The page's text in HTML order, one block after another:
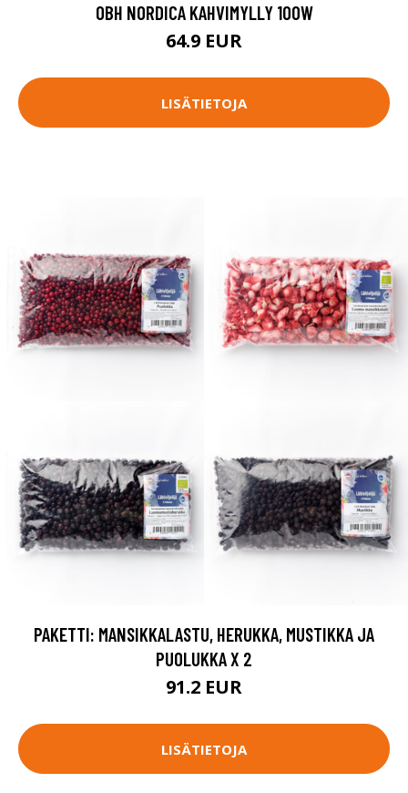
OBH NORDICA KAHVIMYLLY 100W
64.9 EUR
LISÄTIETOJA
PAKETTI: MANSIKKALASTU, HERUKKA, MUSTIKKA JA
PUOLUKKA X 2
91.2 EUR
LISÄTIETOJA